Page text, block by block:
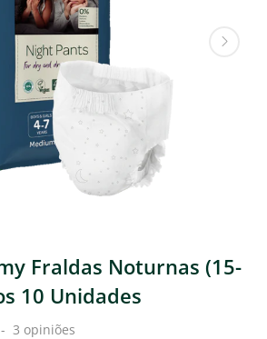
Fraldas Noturnas (15-
10 Unidades
- 3 opiniões